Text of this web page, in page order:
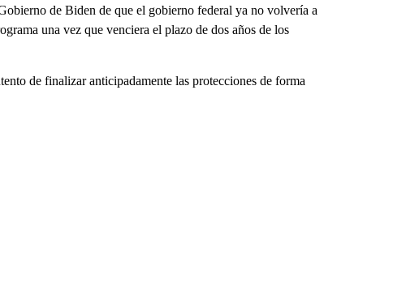
de Biden de que el gobierno federal ya no volvería a
una vez que venciera el plazo de dos años de los
de finalizar anticipadamente las protecciones de forma